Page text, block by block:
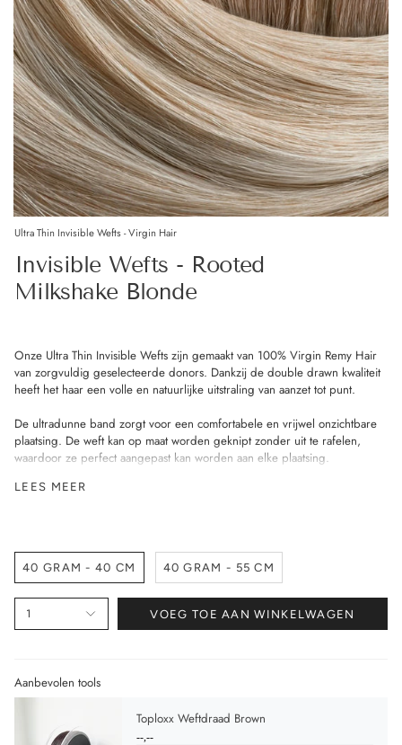
Ultra Thin Invisible Wefts - Virgin Hair
Invisible Wefts - Rooted
Milkshake Blonde
Onze Ultra Thin Invisible Wefts zijn gemaakt van 100% Virgin Remy Hair
van zorgvuldig geselecteerde donors. Dankzij de double drawn kwaliteit
heeft het haar een volle en natuurlijke uitstraling van aanzet tot punt.
De ultradunne band zorgt voor een comfortabele en vrijwel onzichtbare
plaatsing. De weft kan op maat worden geknipt zonder uit te rafelen,
waardoor ze perfect aangepast kan worden aan elke plaatsing.
Specificaties
• Geen korte haren bovenaan de band
• Kan op maat geknipt worden zonder uitrafelen
• Baanbreedte: 65 cm
• Verpakt per 40 gram
• Beschikbaar in 40 cm en 55 cm
LEES MEER
40 GRAM - 40 CM 40 GRAM - 55 CM
1 VOEG TOE AAN WINKELWAGEN
Aanbevolen tools
Toploxx Weftdraad Brown
--,--